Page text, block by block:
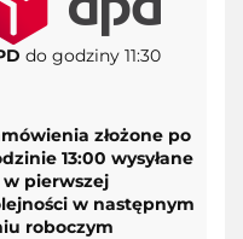
do godziny 11:30
złożone po
13:00 wysyłane
w pierwszej
w następnym
roboczym